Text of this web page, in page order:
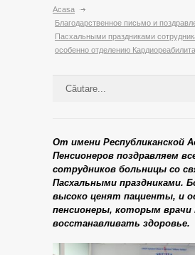
Acasa
Благодарственное письмо и
Пасхальными праздниками
особенно отделению
От имени Республиканской
Пенсионеров поздравляем
сотрудников больницы со
Пасхальными праздниками.
высоко ценят пациенты, и
пенсионеры, которым
восстанавливать здоровье.